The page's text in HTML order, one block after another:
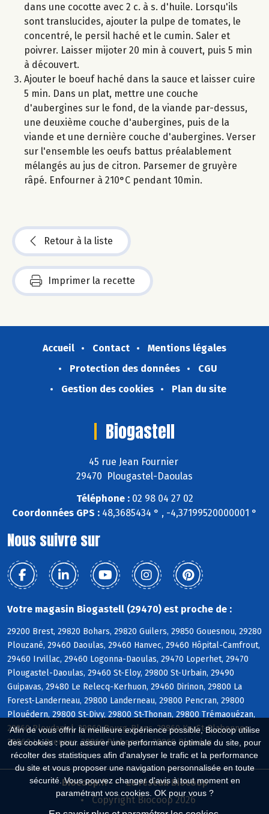
Afin de vous offrir la meilleure expérience possible, Biocoop utilise
des cookies : pour assurer une performance optimale du site, pour
récolter des statistiques afin d'analyser le trafic et la performance
du site et vous proposer une navigation personnalisée en toute
sécurité. Vous pouvez changer d'avis à tout moment en
paramétrant vos cookies. OK pour vous ?
dans une cocotte avec 2 c. à s. d'huile. Lorsqu'ils
sont translucides, ajouter la pulpe de tomates, le
concentré, le persil haché et le cumin. Saler et
poivrer. Laisser mijoter 20 min à couvert, puis 5 min
à découvert.
Ajouter le boeuf haché dans la sauce et laisser cuire
5 min. Dans un plat, mettre une couche
d'aubergines sur le fond, de la viande par-dessus,
une deuxième couche d'aubergines, puis de la
viande et une dernière couche d'aubergines. Verser
sur l'ensemble les oeufs battus préalablement
mélangés au jus de citron. Parsemer de gruyère
râpé. Enfourner à 210°C pendant 10min.
Retour à la liste
Imprimer la recette
Accueil Contact
Mentions légales
Protection des données
CGU
Gestion des cookies
Plan du site
Biogastell
45 rue Jean Fournier
29470 Plougastel-Daoulas
Téléphone :02 98 04 27 02
Coordonnées GPS : 48,3685434 ° , -4,37199520000001 °
Nous suivre sur
Votre magasin Biogastell (29470) est proche de :
29200 Brest, 29820 Bohars, 29820 Guilers, 29850 Gouesnou, 29280
Plouzané, 29460 Daoulas, 29460 Hanvec, 29460 Hôpital-Camfrout,
29460 Irvillac, 29460 Logonna-Daoulas, 29470 Loperhet, 29470
Plougastel-Daoulas, 29460 St-Eloy, 29800 St-Urbain, 29490
Guipavas, 29480 Le Relecq-Kerhuon, 29460 Dirinon, 29800 La
Forest-Landerneau, 29800 Landerneau, 29800 Pencran, 29800
Plouédern, 29800 St-Divy, 29800 St-Thonan, 29800 Trémaouézan,
29260 Ploudaniel, 29860 Bourg-Blanc, 29860 KerSt-Plabennec,
29860 Le Drennec, 29860 Plabennec, 29860 Plouvien
Biocoop.fr
Le réseau Biocoop
Copyright Biocoop 2026